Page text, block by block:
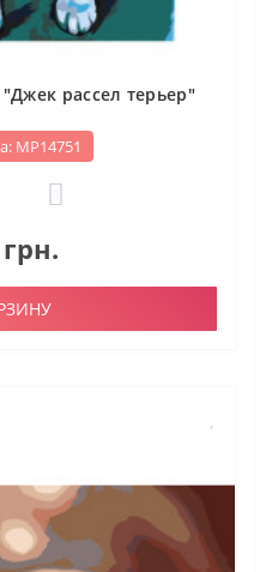
рассел терьер"
МР14751